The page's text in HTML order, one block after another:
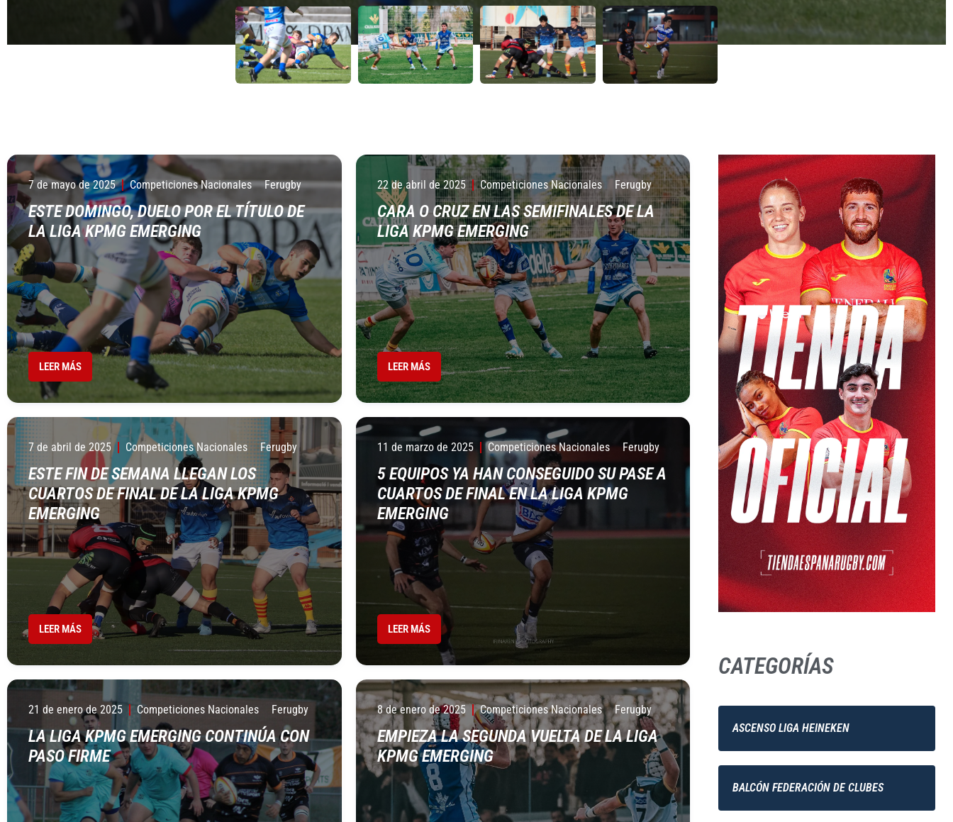
7 de mayo de 2025 Competiciones Nacionales Ferugby
ESTE DOMINGO, DUELO POR EL TÍTULO DE
LA LIGA KPMG EMERGING
LEER MÁS
22 de abril de 2025 Competiciones Nacionales Ferugby
CARA O CRUZ EN LAS SEMIFINALES DE LA
LIGA KPMG EMERGING
LEER MÁS
7 de abril de 2025 Competiciones Nacionales Ferugby
ESTE FIN DE SEMANA LLEGAN LOS
CUARTOS DE FINAL DE LA LIGA KPMG
EMERGING
LEER MÁS
11 de marzo de 2025 Competiciones Nacionales Ferugby
5 EQUIPOS YA HAN CONSEGUIDO SU PASE A
CUARTOS DE FINAL EN LA LIGA KPMG
EMERGING
LEER MÁS
21 de enero de 2025 Competiciones Nacionales Ferugby
LA LIGA KPMG EMERGING CONTINÚA CON
PASO FIRME
8 de enero de 2025 Competiciones Nacionales Ferugby
EMPIEZA LA SEGUNDA VUELTA DE LA LIGA
KPMG EMERGING
CATEGORÍAS
ASCENSO LIGA HEINEKEN
BALCÓN FEDERACIÓN DE CLUBES